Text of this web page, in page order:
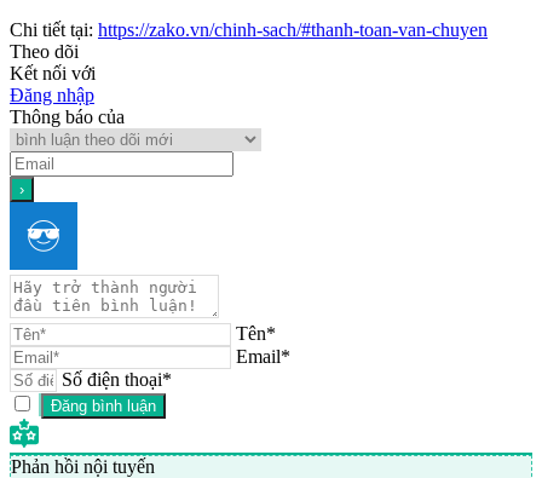
Chi tiết tại: https://zako.vn/chinh-sach/#thanh-toan-van-chuyen
Theo dõi
Kết nối với
Đăng nhập
Thông báo của
Tên*
Email*
Số điện thoại*
Phản hồi nội tuyến